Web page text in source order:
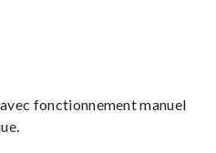
fonctionnement manuel